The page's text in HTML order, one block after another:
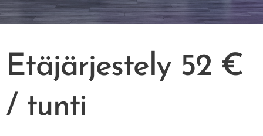
Etäjärjestely 52 €
/ tunti